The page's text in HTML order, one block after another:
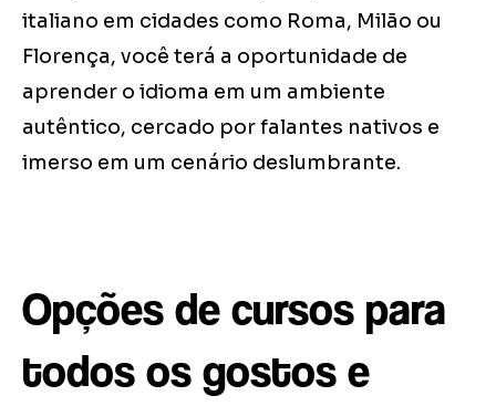
italiano em cidades como Roma, Milão ou
Florença, você terá a oportunidade de
aprender o idioma em um ambiente
autêntico, cercado por falantes nativos e
imerso em um cenário deslumbrante.
Opções de cursos para
todos os gostos e